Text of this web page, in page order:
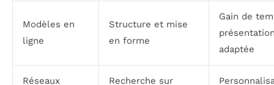
Modèles en
ligne
Structure et mise
en forme
Gain de
adaptée
Réseaux
Recherche sur